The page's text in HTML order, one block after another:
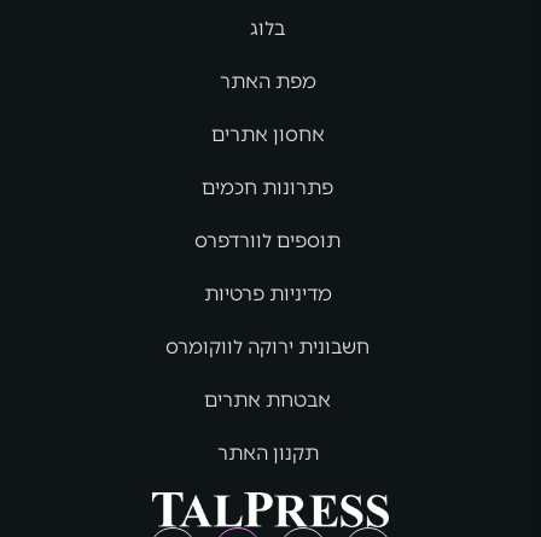
בלוג
מפת האתר
אחסון אתרים
פתרונות חכמים
תוספים לוורדפרס
מדיניות פרטיות
חשבונית ירוקה לווקומרס
אבטחת אתרים
תקנון האתר